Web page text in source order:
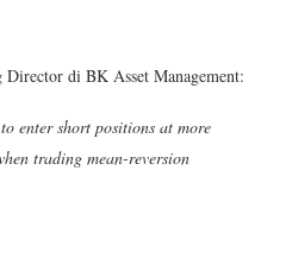
Director di BK Asset Management:
enter short positions at more
trading mean-reversion